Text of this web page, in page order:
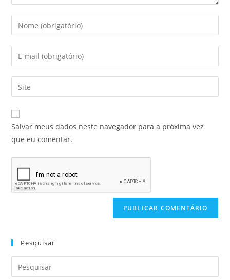
Salvar meus dados neste navegador para a próxima vez
que eu comentar.
Pesquisar